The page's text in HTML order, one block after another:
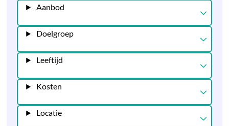
Aanbod
Doelgroep
Leeftijd
Kosten
Locatie